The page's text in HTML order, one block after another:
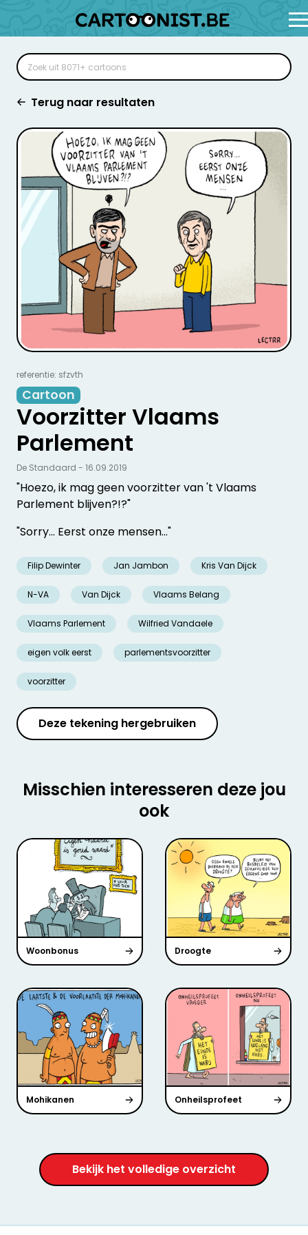
Terug naar resultaten
referentie: sfzvth
Cartoon
Voorzitter Vlaams
Parlement
"Hoezo, ik mag geen voorzitter van 't Vlaams
Parlement blijven?!?"
"Sorry... Eerst onze mensen..."
Filip Dewinter Jan Jambon Kris Van Dijck
N-VA Van Dijck Vlaams Belang
Vlaams Parlement Wilfried Vandaele
eigen volk eerst parlementsvoorzitter
voorzitter
De Standaard - 16.09.2019
Deze tekening hergebruiken
Misschien interesseren deze jou
ook
Woonbonus Droogte
Mohikanen Onheilsprofeet
Bekijk het volledige overzicht